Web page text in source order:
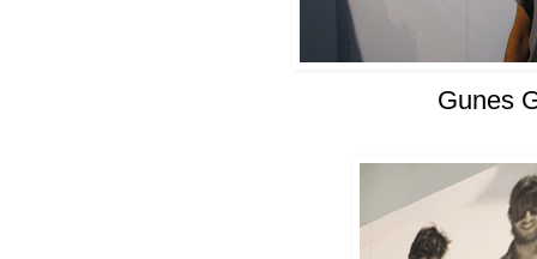
Gunes